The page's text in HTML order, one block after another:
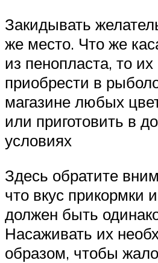
Закидывать
же место. Что же
из пенопласта, то
приобрести в
магазине любых
или приготовить в
условиях
Здесь обратите
что вкус прикормки
должен быть
Насаживать их
образом, чтобы